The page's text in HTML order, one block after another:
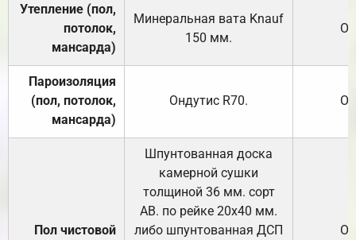
Утепление (пол,
потолок,
мансарда)
Минеральная вата Knauf
150 мм.
Пароизоляция
(пол, потолок,
мансарда)
Ондутис R70.
Пол чистовой
Шпунтованная доска
камерной сушки
толщиной 36 мм. сорт
АВ. по рейке 20х40 мм.
либо шпунтованная ДСП